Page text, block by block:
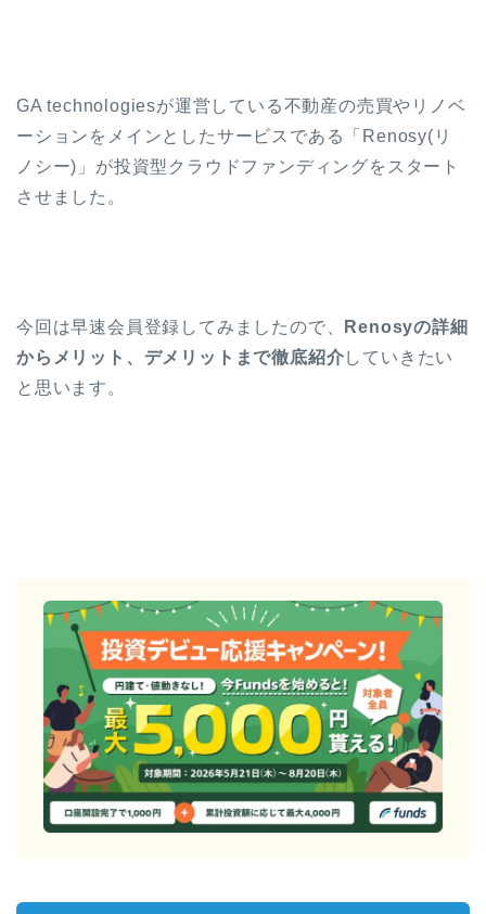
GA technologiesが運営している不動産の売買やリノベ
ーションをメインとしたサービスである「Renosy(リ
ノシー)」が投資型クラウドファンディングをスタート
させました。
今回は早速会員登録してみましたので、
Renosyの詳細
からメリット、デメリットまで徹底紹介していきたい
と思います。